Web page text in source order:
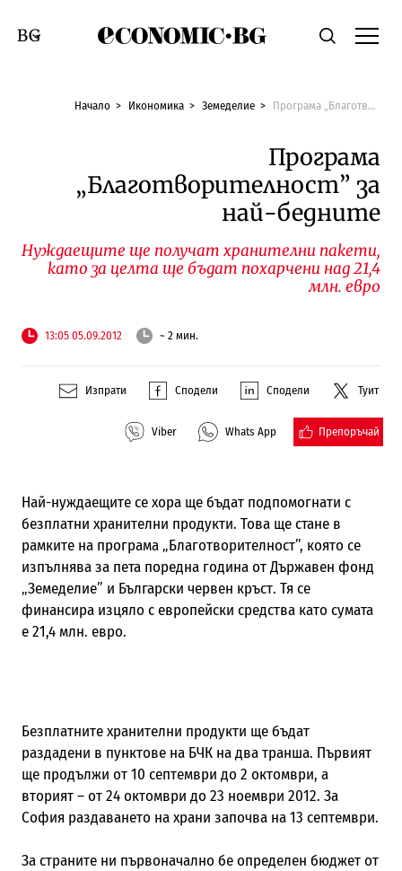
Economic.bgТърсене
Смяна на език
Начало Икономика Земеделие Програма „Благотворителност” за най-бедните
Програма
„Благотворителност” за
най-бедните
Нуждаещите ще получат хранителни пакети,
като за целта ще бъдат похарчени над 21,4
млн. евро
13:05 05.09.2012 ~ 2 мин.
Изпрати Сподели Сподели Туит
Viber Whats App Препоръчай
Най-нуждаещите се хора ще бъдат подпомогнати с
безплатни хранителни продукти. Това ще стане в
рамките на програма „Благотворителност”, която се
изпълнява за пета поредна година от Държавен фонд
„Земеделие” и Български червен кръст. Тя се
финансира изцяло с европейски средства като сумата
е 21,4 млн. евро.
Безплатните хранителни продукти ще бъдат
раздадени в пунктове на БЧК на два транша. Първият
ще продължи от 10 септември до 2 октомври, а
вторият – от 24 октомври до 23 ноември 2012. За
София раздаването на храни започва на 13 септември.
За страните ни първоначално бе определен бюджет от